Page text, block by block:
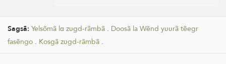
Sagsã: Yelsõmã lɑ zʋgd-rãmbã . Doosã la Wẽnd yʋʋrã tẽegr
fasẽngo . Kosgã zʋgd-rãmbã .